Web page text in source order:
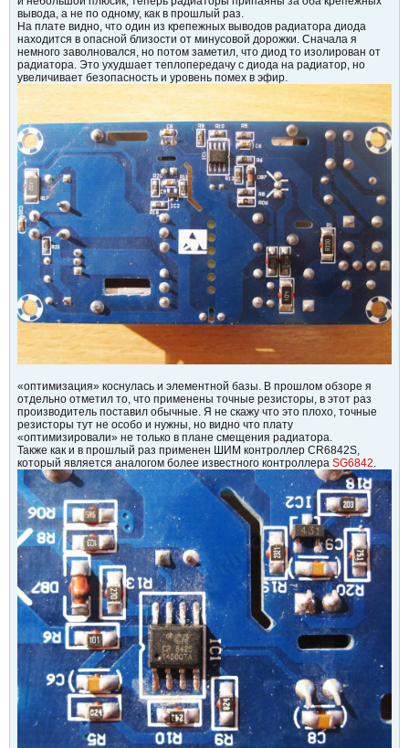
вывода, а не по одному, как в прошлый раз.
На плате видно, что один из крепежных выводов радиатора диода
находится в опасной близости от минусовой дорожки. Сначала я
немного заволновался, но потом заметил, что диод то изолирован от
радиатора. Это ухудшает теплопередачу с диода на радиатор, но
увеличивает безопасность и уровень помех в эфир.
«оптимизация» коснулась и элементной базы. В прошлом обзоре я
отдельно отметил то, что применены точные резисторы, в этот раз
производитель поставил обычные. Я не скажу что это плохо, точные
резисторы тут не особо и нужны, но видно что плату
«оптимизировали» не только в плане смещения радиатора.
Также как и в прошлый раз применен ШИМ контроллер CR6842S,
который является аналогом более известного контроллера SG6842.